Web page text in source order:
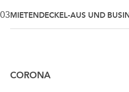
03 MIETENDECKEL-AUS UND
CORONA